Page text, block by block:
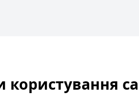
користування